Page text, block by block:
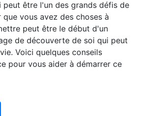
peut être l'un des grands défis de
vous avez des choses à
peut être le début d'un
de découverte de soi qui peut
Voici quelques conseils
pour vous aider à démarrer ce